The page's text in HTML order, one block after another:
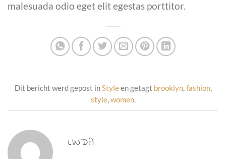
malesuada odio eget elit egestas porttitor.
Dit bericht werd gepost inStyleen getagt brooklyn,fashion,
style,women.
LINDA